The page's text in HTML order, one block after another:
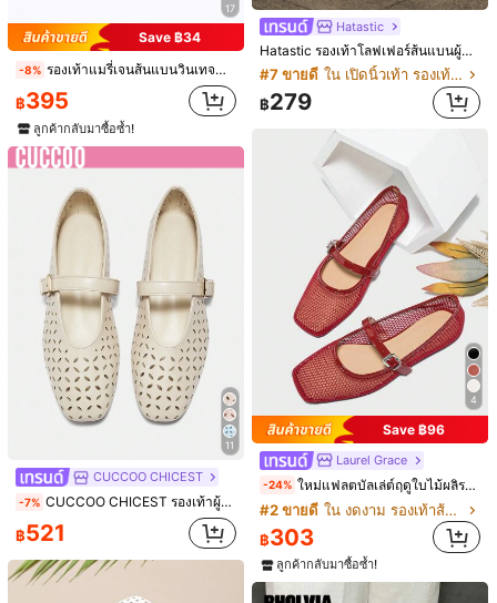
Air Steps
รองเท้าผู้หญิงหัวเหลี่ยมคอต่ำ รองเท้าอเนกประสงค์สำหรับทุกฤดูกาล รองเท้าแมรี่เจนบัลเล่ต์สำหรับเล่นกลางแจ้ง เหมาะสำหรับงานปาร์ตี้ งานแต่งงาน คริสต์มาส
422
MOTF
MOTF PREMIUM รองเท้าแบบแมรี่เจน หนังเทียม มีขอบหัวเข็มขัด
ขออภัย ผลิตภัณฑ์นี้ขายหมดแล้ว
แสดงรายการในสต็อกที่คล้ายกัน
17
Save ฿34
-8% รองเท้าแมรี่เจนส้นแบนวินเทจสำหรับผู้หญิงแบบมีสายรัดคู่ เหมาะสำหรับทุกฤดูกาล
฿395
ลูกค้ากลับมาซื้อซ้ำ!
11
CUCCOO CHICEST
-7% CUCCOO CHICEST รองเท้าผู้หญิงแบนส้นแบบง่ายแบบเรโทรพื้นที่สะดวกสบายรูปทรงปลายกลม มีลวดลายตัดเลเซอร์ สำหรับฤดูร้อนออกแบบหรูหราสวมใส่ได้ทั้งคริสต์มาสช่วงปีใหม่และฤดูใบไม้ร่วง
฿521
Hatastic
Hatastic รองเท้าโลฟเฟอร์ส้นแบนผู้หญิงไซส์ใหญ่ ฤดูใบไม้ร่วง 2025 หัวเหลี่ยม แต่งลูกไม้และลายดอกไม้ สไตล์ลำลอง ระบายอากาศได้ ดีไซน์โปร่ง เหมาะสำหรับใส่กลางแจ้ง ปาร์ตี้ เทศกาลดนตรี และกลับไปโรงเรียน แมตช์ง่าย สไตล์บัลเล่ต์แฟลตและแมรี่เจน
#7 ขายดี
ใน เปิดนิ้วเท้า รองเท้าส้นเตี้ยสตรี
฿279
4
Save ฿96
Laurel Grace
-24% ใหม่แฟลตบัลเล่ต์ฤดูใบไม้ผลิรองเท้าส้นแบนสแควร์สำหรับผู้หญิงสีทึบระบายอากาศรองเท้าสบาย ๆ สบาย ๆ สีแดง
#2 ขายดี
ใน งดงาม รองเท้าส้นเตี้ยสตรี
฿303
ลูกค้ากลับมาซื้อซ้ำ!